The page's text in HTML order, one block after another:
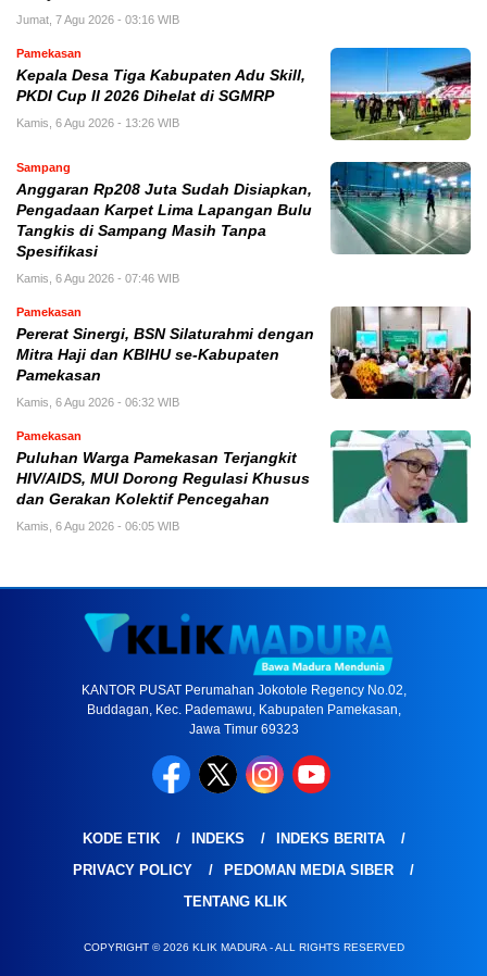
Jumat, 7 Agu 2026 - 03:16 WIB
Pamekasan
Kepala Desa Tiga Kabupaten Adu Skill,
PKDI Cup II 2026 Dihelat di SGMRP
Kamis, 6 Agu 2026 - 13:26 WIB
Sampang
Anggaran Rp208 Juta Sudah Disiapkan,
Pengadaan Karpet Lima Lapangan Bulu
Tangkis di Sampang Masih Tanpa
Spesifikasi
Kamis, 6 Agu 2026 - 07:46 WIB
Pamekasan
Pererat Sinergi, BSN Silaturahmi dengan
Mitra Haji dan KBIHU se-Kabupaten
Pamekasan
Kamis, 6 Agu 2026 - 06:32 WIB
Pamekasan
Puluhan Warga Pamekasan Terjangkit
HIV/AIDS, MUI Dorong Regulasi Khusus
dan Gerakan Kolektif Pencegahan
Kamis, 6 Agu 2026 - 06:05 WIB
KANTOR PUSAT Perumahan Jokotole Regency No.02,
Buddagan, Kec. Pademawu, Kabupaten Pamekasan,
Jawa Timur 69323
KODE ETIK INDEKS
INDEKS BERITA
PRIVACY POLICY
PEDOMAN MEDIA SIBER
TENTANG KLIK
COPYRIGHT © 2026 KLIK MADURA - ALL RIGHTS RESERVED